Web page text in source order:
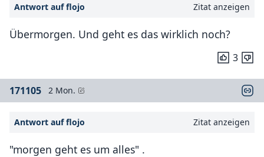
Antwort auf flojo Zitat anzeigen
Übermorgen. Und geht es das wirklich noch?
3
171105 2 Mon.
Antwort auf flojo Zitat anzeigen
"morgen geht es um alles" .